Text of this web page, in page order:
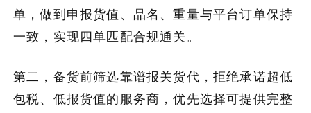
单，做到申报货值、品名、重量与平台订单保持
一致，实现四单匹配合规通关。
第二，备货前筛选靠谱报关货代，拒绝承诺超低
包税、低报货值的服务商，优先选择可提供完整